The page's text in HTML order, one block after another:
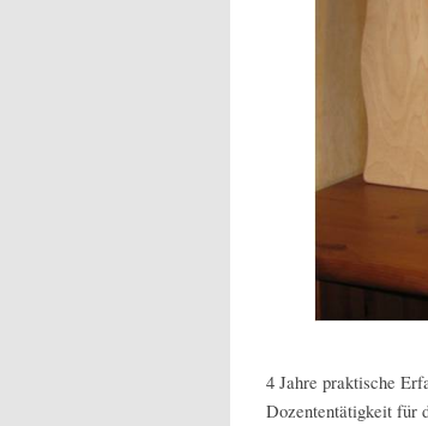
4 Jahre praktische
Dozententätigkeit für